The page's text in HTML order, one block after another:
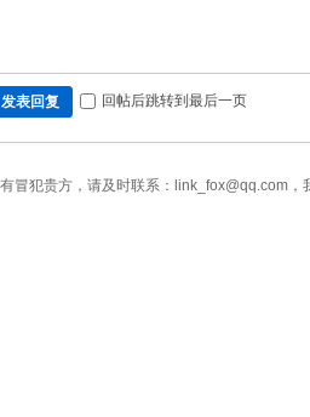
发表回复 回帖后跳转到最后一页
冒犯贵方，请及时联系：link_fox@qq.com，